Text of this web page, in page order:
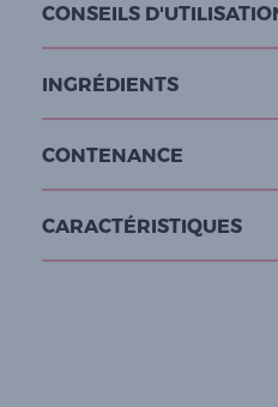
CONSEILS
INGRÉDIENTS
CONTENANCE
CARACTÉRISTIQUES